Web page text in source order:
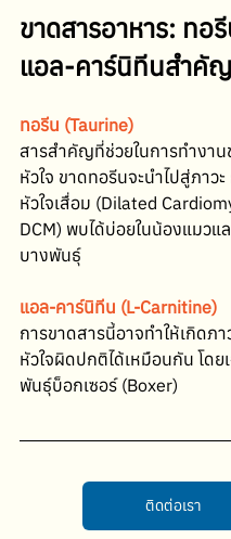
ขาดสารอาหาร: ทอ
แอล-คาร์นิทีนสำคั
ทอรีน (Taurine)
สารสำคัญที่ช่วยในการทำงาน
หัวใจ ขาดทอรีนจะนำไปสู่ภาว
หัวใจเสื่อม (Dilated
DCM) พบได้บ่อยในน้องแมวแ
บางพันธุ์
แอล-คาร์นิทีน (L-Carnitine)
การขาดสารนี้อาจทำให้เกิดภา
หัวใจผิดปกติได้เหมือนกัน โดย
พันธุ์บ็อกเซอร์ (Boxer)
ติดต่อเรา